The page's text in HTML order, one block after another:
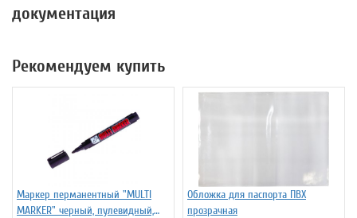
документация
Рекомендуем купить
Маркер перманентный "MULTI
MARKER" черный, пулевидный,
Обложка для паспорта ПВХ
прозрачная